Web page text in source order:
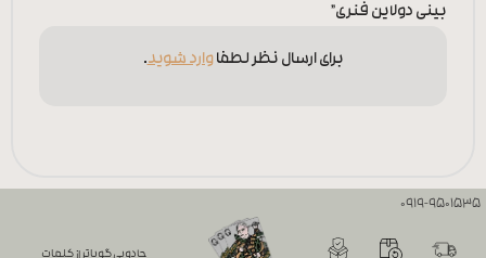
بینی دولاین فنری”
برای ارسال نظر لطفاوارد شوید.
0919-9501535